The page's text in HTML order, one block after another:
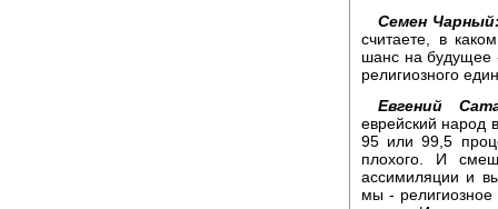
Семен
считаете, в
шанс на будущее
религиозного
Евгений
еврейский народ
95 или 99,5
плохого. И
ассимиляции и
мы -